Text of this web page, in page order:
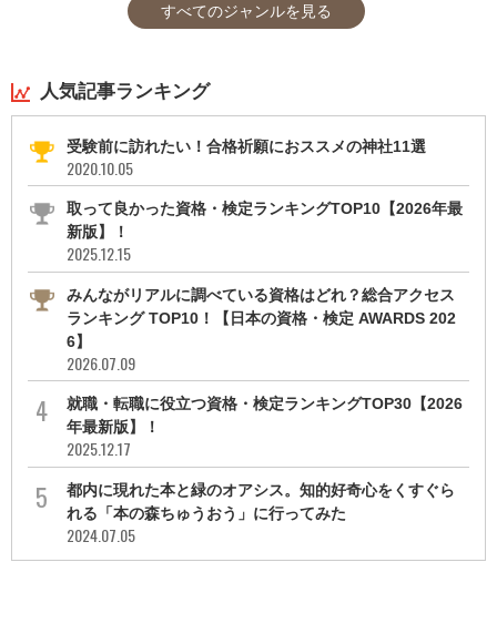
すべてのジャンルを見る
人気記事ランキング
受験前に訪れたい！合格祈願におススメの神社11選
2020.10.05
取って良かった資格・検定ランキングTOP10【2026年最
新版】！
2025.12.15
みんながリアルに調べている資格はどれ？総合アクセス
ランキング TOP10！【日本の資格・検定 AWARDS 202
6】
2026.07.09
就職・転職に役立つ資格・検定ランキングTOP30【2026
年最新版】！
2025.12.17
都内に現れた本と緑のオアシス。知的好奇心をくすぐら
れる「本の森ちゅうおう」に行ってみた
2024.07.05